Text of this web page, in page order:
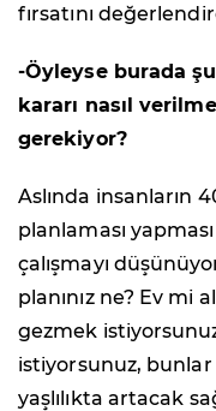
fırsatını
-Öyleyse burada
kararı nasıl
gerekiyor?
Aslında insanların
planlaması
çalışmayı
planınız ne? Ev mi
gezmek
istiyorsunuz, bunlar
yaşlılıkta artacak